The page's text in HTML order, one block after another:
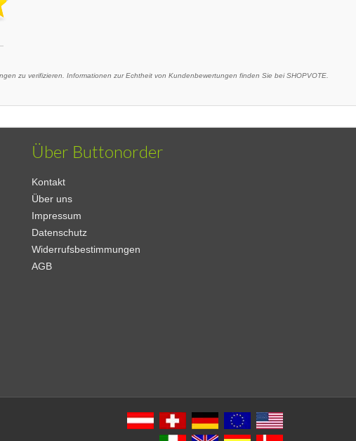
zu verifizieren. Informationen zur Echtheit von Kundenbewertungen finden Sie bei SHOPVOTE.
Über Buttonorder
Kontakt
Über uns
Impressum
Datenschutz
Widerrufsbestimmungen
AGB